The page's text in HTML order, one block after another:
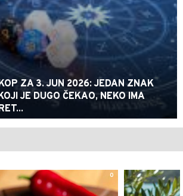
ZA 3. JUN 2026: JEDAN ZNAK
JE DUGO ČEKAO, NEKO IMA
0